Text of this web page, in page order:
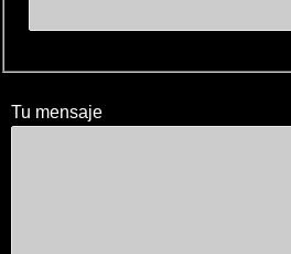
Tu mensaje